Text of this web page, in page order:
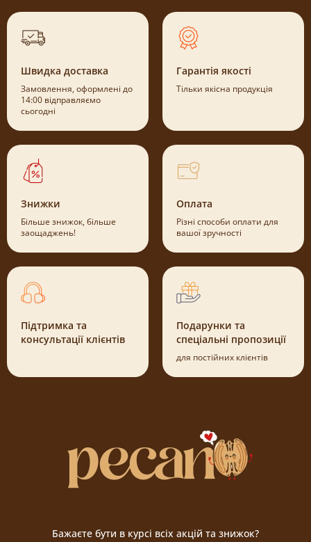
Швидка доставка
Замовлення, оформлені до
14:00 відправляємо
сьогодні
Гарантія якості
Тільки якісна продукція
Знижки
Більше знижок, більше
заощаджень!
Оплата
Різні способи оплати для
вашої зручності
Підтримка та
консультації клієнтів
Подарунки та
спеціальні пропозиції
для постійних клієнтів
Бажаєте бути в курсі всіх акцій та знижок?